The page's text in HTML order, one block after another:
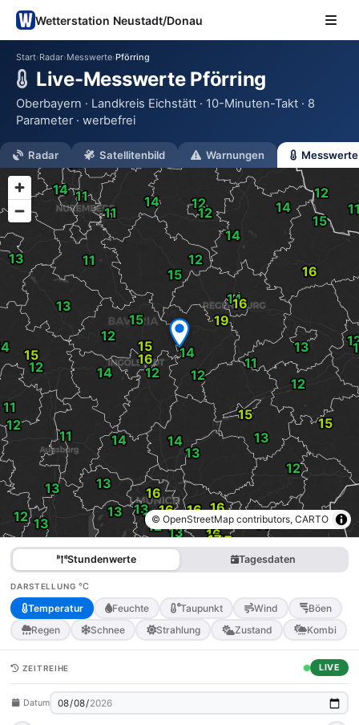
Wetterstation Neustadt/Donau
Start›Radar›Messwerte›Pförring
Live-Messwerte Pförring
Oberbayern · Landkreis Eichstätt · 10-Minuten-Takt · 8
Parameter · werbefrei
Radar Satellitenbild Warnungen Messwerte
© OpenStreetMap contributors, CARTO
Stundenwerte Tagesdaten
DARSTELLUNG °C
Temperatur Feuchte Taupunkt Wind
Böen
Regen
Schnee Strahlung Zustand Kombi
ZEITREIHE LIVE
Datum